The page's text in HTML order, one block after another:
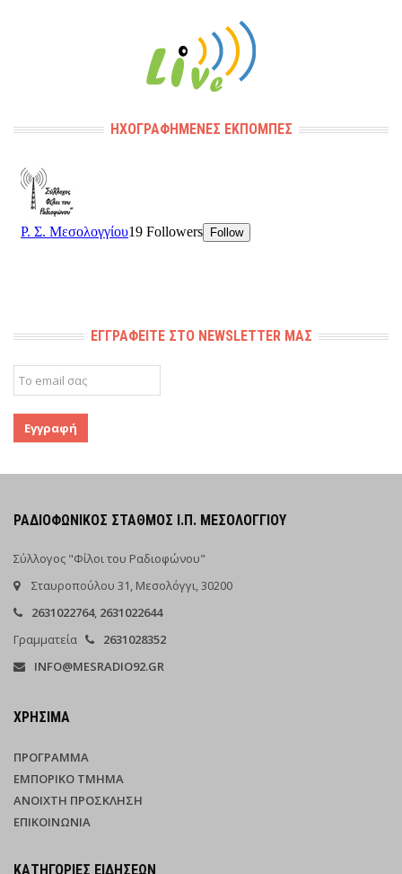
ΗΧΟΓΡΑΦΗΜΈΝΕΣ ΕΚΠΟΜΠΈΣ
ΕΓΓΡΑΦΕΊΤΕ ΣΤΟ NEWSLETTER ΜΑΣ
ΡΑΔΙΟΦΩΝΙΚΌΣ ΣΤΑΘΜΌΣ Ι.Π. ΜΕΣΟΛΟΓΓΊΟΥ
Σύλλογος "Φίλοι του Ραδιοφώνου"
Σταυροπούλου 31, Μεσολόγγι, 30200
2631022764, 2631022644
Γραμματεία
2631028352
INFO@MESRADIO92.GR
ΧΡΉΣΙΜΑ
ΠΡΌΓΡΑΜΜΑ
ΕΜΠΟΡΙΚΌ ΤΜΉΜΑ
ΑΝΟΙΧΤΉ ΠΡΌΣΚΛΗΣΗ
ΕΠΙΚΟΙΝΩΝΊΑ
ΚΑΤΗΓΟΡΊΕΣ ΕΙΔΉΣΕΩΝ